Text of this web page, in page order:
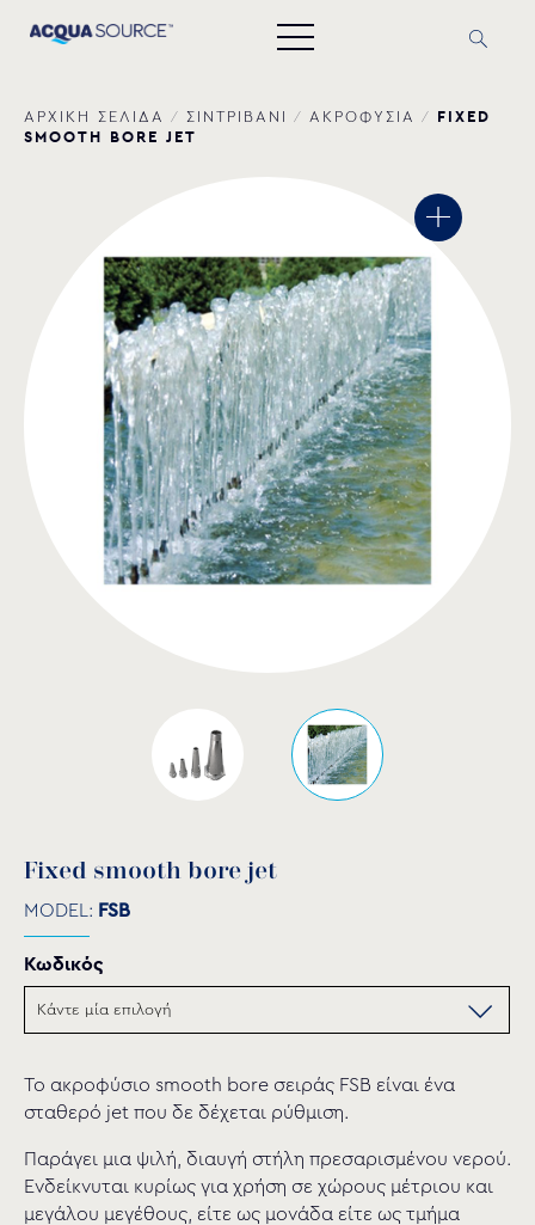
ΑΡΧΙΚΗ ΣΕΛΙΔΑ / ΣΙΝΤΡΙΒΑΝΙ / ΑΚΡΟΦΥΣΙΑ / FIXED
SMOOTH BORE JET
Fixed smooth bore jet
MODEL: FSB
Κωδικός
Το ακροφύσιο smooth bore σειράς FSB είναι ένα
σταθερό jet που δε δέχεται ρύθμιση.
Παράγει μια ψιλή, διαυγή στήλη πρεσαρισμένου νερού.
Ενδείκνυται κυρίως για χρήση σε χώρους μέτριου και
μεγάλου μεγέθους, είτε ως μονάδα είτε ως τμήμα